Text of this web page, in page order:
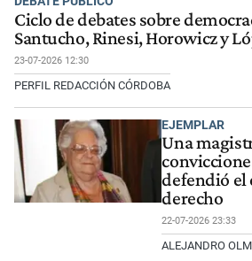
Ciclo de debates sobre
Santucho, Rinesi, Horowicz y
23-07-2026 12:30
PERFIL REDACCIÓN CÓRDOBA
EJEMPLAR
Una
defendió el
derecho
22-07-2026 23:33
ALEJANDRO